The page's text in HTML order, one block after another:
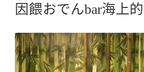
因餵おでんbar海上